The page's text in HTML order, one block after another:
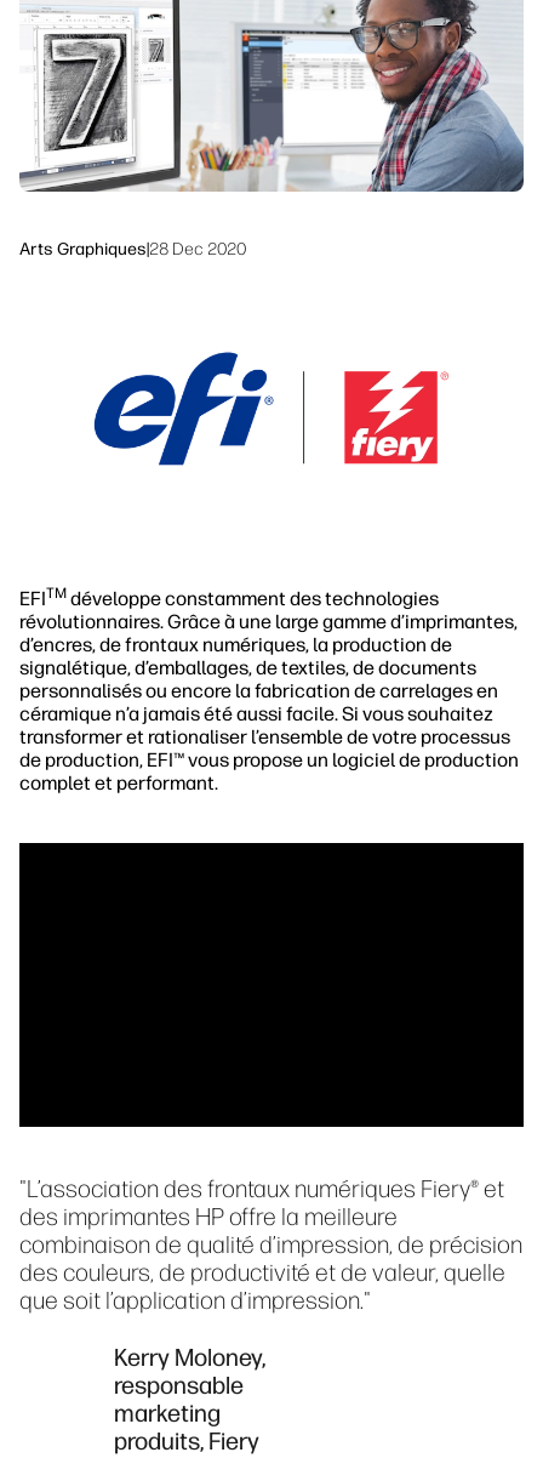
Solutions de flux de travail
Dévelopement durable
Arts Graphiques|28 Dec 2020
EFITM développe constamment des technologies
révolutionnaires. Grâce à une large gamme d’imprimantes,
d’encres, de frontaux numériques, la production de
signalétique, d’emballages, de textiles, de documents
personnalisés ou encore la fabrication de carrelages en
céramique n’a jamais été aussi facile. Si vous souhaitez
transformer et rationaliser l’ensemble de votre processus
de production, EFI™ vous propose un logiciel de production
complet et performant.
"L’association des frontaux numériques Fiery® et
des imprimantes HP offre la meilleure
combinaison de qualité d’impression, de précision
des couleurs, de productivité et de valeur, quelle
que soit l’application d’impression."
Kerry Moloney,
responsable
marketing
produits, Fiery